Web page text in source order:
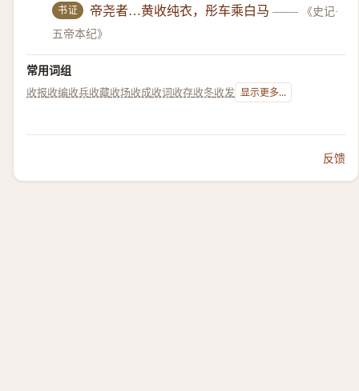
书证 帝尧者…黄收纯衣，彤车乘白马 ——
《史记·
五帝本纪》
常用词组
收报收编收兵收藏收场收成收词收存收冬收发 显示更多...
反馈